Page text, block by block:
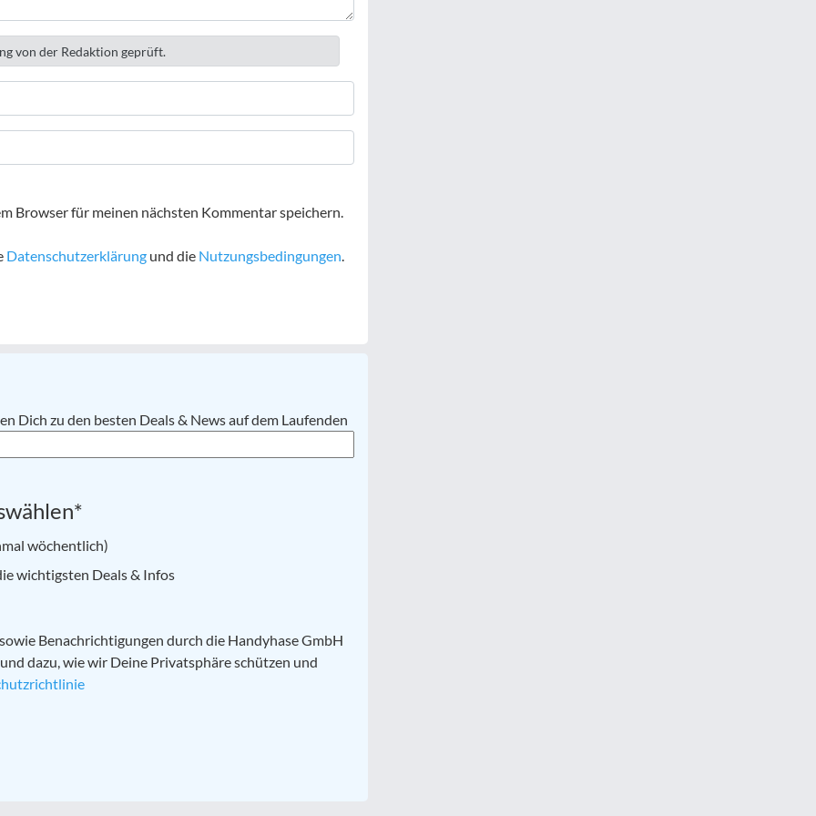
von der Redaktion geprüft.
Browser für meinen nächsten Kommentar speichern.
Datenschutzerklärung und die Nutzungsbedingungen.
Dich zu den besten Deals & News auf dem Laufenden
*
wöchentlich)
wichtigsten Deals & Infos
Benachrichtigungen durch die Handyhase GmbH
dazu, wie wir Deine Privatsphäre schützen und